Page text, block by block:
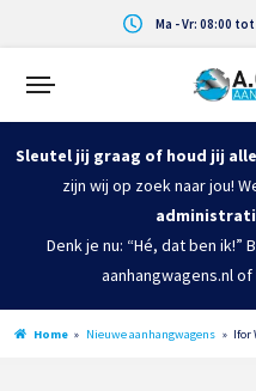
Ma - Vr: 08:00
Sleutel jij graag of houd jij
zijn wij op zoek naar jou!
Denk je nu: “Hé, dat ben ik!”
aanhangwagens.nl
Home » Nieuwe aanhangwagens » Ifor